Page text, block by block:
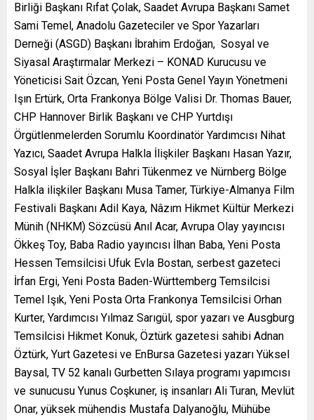
Birliği Başkanı Rıfat Çolak, Saadet Avrupa Başkanı Samet
Sami Temel, Anadolu Gazeteciler ve Spor Yazarları
Derneği (ASGD) Başkanı İbrahim Erdoğan, Sosyal ve
Siyasal Araştırmalar Merkezi – KONAD Kurucusu ve
Yöneticisi Sait Özcan, Yeni Posta Genel Yayın Yönetmeni
Işın Ertürk, Orta Frankonya Bölge Valisi Dr. Thomas Bauer,
CHP Hannover Birlik Başkanı ve CHP Yurtdışı
Örgütlenmelerden Sorumlu Koordinatör Yardımcısı Nihat
Yazıcı, Saadet Avrupa Halkla İlişkiler Başkanı Hasan Yazır,
Sosyal İşler Başkanı Bahri Tükenmez ve Nürnberg Bölge
Halkla ilişkiler Başkanı Musa Tamer, Türkiye-Almanya Film
Festivali Başkanı Adil Kaya, Nâzım Hikmet Kültür Merkezi
Münih (NHKM) Sözcüsü Anıl Acar, Avrupa Olay yayıncısı
Ökkeş Toy, Baba Radio yayıncısı İlhan Baba, Yeni Posta
Hessen Temsilcisi Ufuk Evla Bostan, serbest gazeteci
İrfan Ergi, Yeni Posta Baden-Württemberg Temsilcisi
Temel Işık, Yeni Posta Orta Frankonya Temsilcisi Orhan
Kurter, Yardımcısı Yılmaz Sarıgül, spor yazarı ve Ausgburg
Temsilcisi Hikmet Konuk, Öztürk gazetesi sahibi Adnan
Öztürk, Yurt Gazetesi ve EnBursa Gazetesi yazarı Yüksel
Baysal, TV 52 kanalı Gurbetten Sılaya programı yapımcısı
ve sunucusu Yunus Coşkuner, iş insanları Ali Turan, Mevlüt
Onar, yüksek mühendis Mustafa Dalyanoğlu, Mühübe